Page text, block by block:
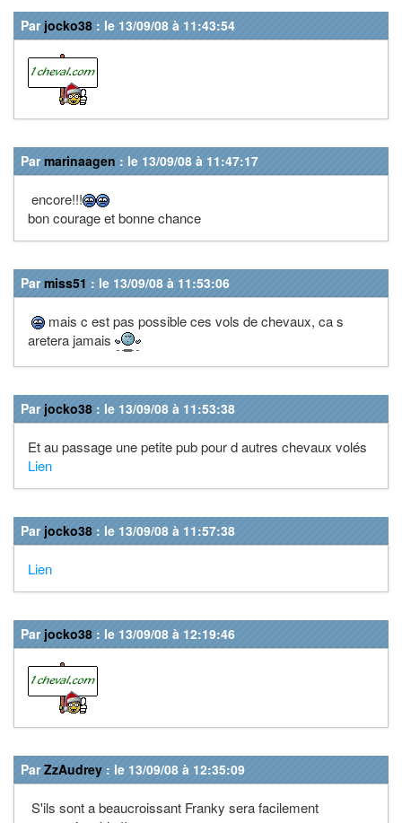
Par jocko38 : le 13/09/08 à 11:43:54
Parmarinaagen : le 13/09/08 à 11:47:17
encore!!!
bon courage et bonne chance
Parmiss51 : le 13/09/08 à 11:53:06
mais c est pas possible ces vols de chevaux, ca s
aretera jamais
Par jocko38 : le 13/09/08 à 11:53:38
Et au passage une petite pub pour d autres chevaux volés
Lien
Par jocko38 : le 13/09/08 à 11:57:38
Lien
Par jocko38 : le 13/09/08 à 12:19:46
ParZzAudrey : le 13/09/08 à 12:35:09
S'ils sont a beaucroissant Franky sera facilement